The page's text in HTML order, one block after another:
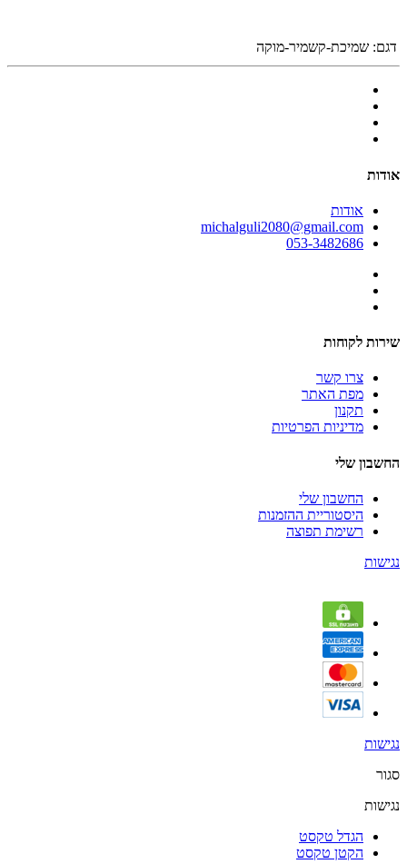
דגם: שמיכת-קשמיר-מוקה
אודות
אודות
michalguli2080@gmail.com
053-3482686
שירות לקוחות
צרו קשר
מפת האתר
תקנון
מדיניות הפרטיות
החשבון שלי
החשבון שלי
היסטוריית ההזמנות
רשימת תפוצה
נגישות
נגישות
סגור
נגישות
הגדל טקסט
הקטן טקסט